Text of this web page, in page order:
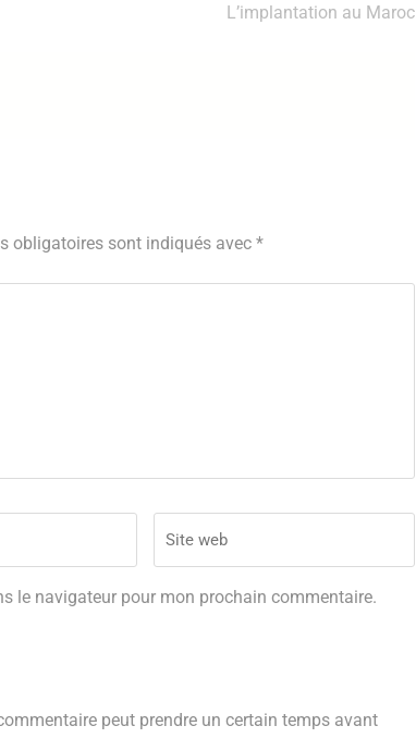
L’implantation au Maroc
obligatoires sont indiqués avec *
le navigateur pour mon prochain commentaire.
peut prendre un certain temps avant